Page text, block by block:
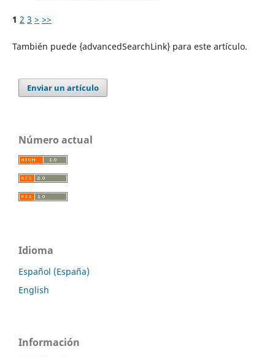
1 2 3 > >>
También puede {advancedSearchLink} para este artículo.
Enviar un artículo
Número actual
Idioma
Español (España)
English
Información